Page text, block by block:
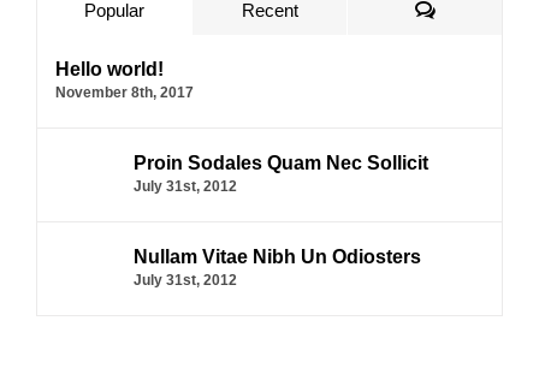
Popular Recent Comments
Hello world!
November 8th, 2017
Proin Sodales Quam Nec Sollicit
July 31st, 2012
Nullam Vitae Nibh Un Odiosters
July 31st, 2012